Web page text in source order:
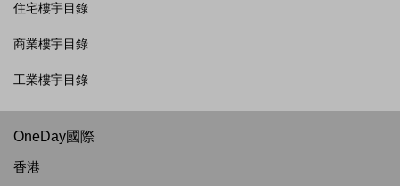
住宅樓宇目錄
商業樓宇目錄
工業樓宇目錄
OneDay國際
香港